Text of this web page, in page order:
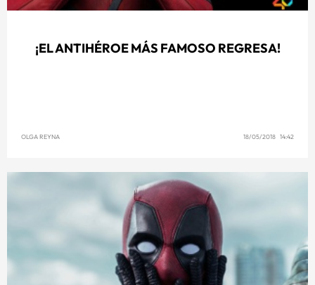
¡EL ANTIHÉROE MÁS FAMOSO REGRESA!
OLGA REYNA 18/05/2018 14:42